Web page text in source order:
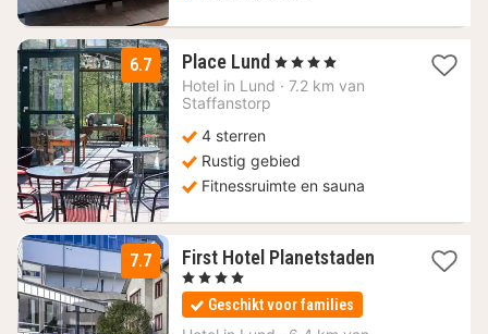
6.7 Place Lund 1
nacht
, 4 Sterren
Hotel in Lund · 7.2 km van
Staffanstorp
4 sterren
Rustig gebied
Fitnessruimte en sauna
7.7 First Hotel Planetstaden1
, 4 Sterren
Geschikt voor families